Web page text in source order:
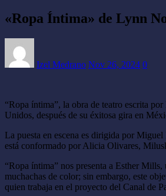
«Ropa Íntima» de Lynn
Izel Medrano Nov 26, 2024 0
“Ropa íntima”, la obra de teatro escrita
Unidos, después de su éxitosa gira en
La puesta en escena es dirigida por
está conformado por Alicia Olivares,
“Ropa íntima” nos presenta a Esther
muchachas de color; sin embargo, este
quien trabaja en el proyecto del Canal de